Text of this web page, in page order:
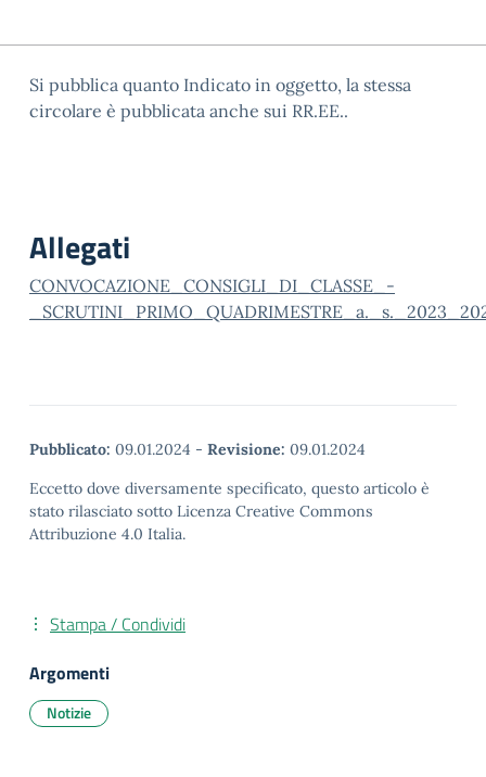
Si pubblica quanto Indicato in oggetto, la stessa
circolare è pubblicata anche sui RR.EE..
Allegati
CONVOCAZIONE_CONSIGLI_DI_CLASSE_-
Pubblicato: 09.01.2024 - Revisione: 09.01.2024
Eccetto dove diversamente specificato, questo articolo è
stato rilasciato sotto Licenza Creative Commons
Attribuzione 4.0 Italia.
Stampa / Condividi
Argomenti
Notizie